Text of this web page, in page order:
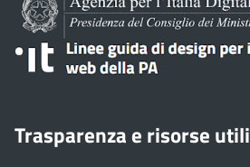
Trasparenza e risorse utili